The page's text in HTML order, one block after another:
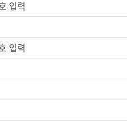
입력
입력